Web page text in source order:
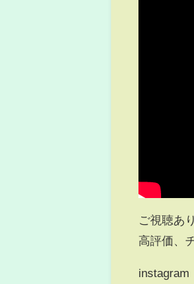
ご視聴あ
高評価、
instagram